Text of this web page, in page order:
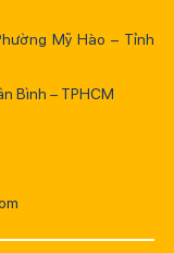
Mỹ Hào – Tỉnh
Bình – TPHCM